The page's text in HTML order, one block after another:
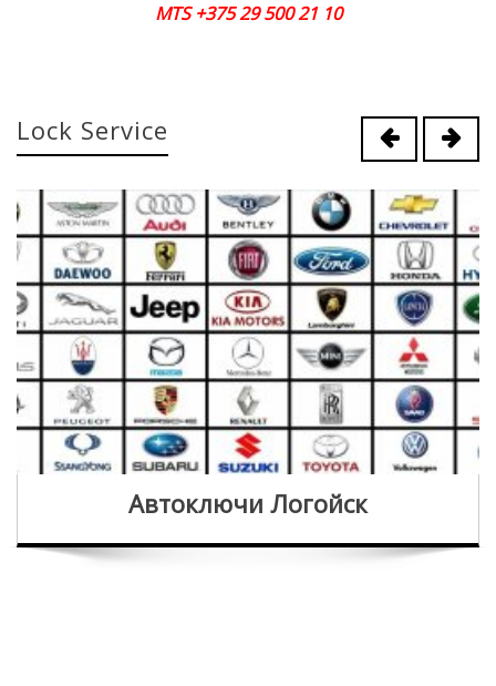
MTS +375 29 500 21 10
Lock Service
Автоключи Логойск